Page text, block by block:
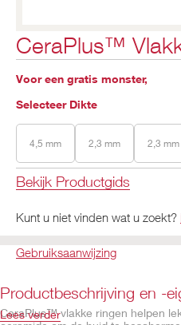
CeraPlus™
Voor een gratis monster,
Selecteer Dikte
4,5 mm 2,3 mm 2,3 mm
Bekijk Productgids
Kunt u niet vinden wat u zoekt?
Gebruiksaanwijzing
Productbeschrijving en -
CeraPlus™ vlakke ringen helpen
Lees verder